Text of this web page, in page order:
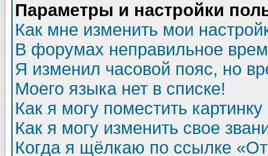
Параметры и настройки
Как мне изменить мои
В форумах неправильное
Я изменил часовой пояс, но
Моего языка нет в списке!
Как я могу поместить
Как я могу изменить свое
Когда я щёлкаю по ссылке